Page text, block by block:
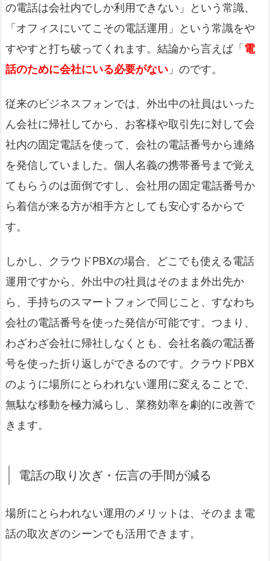
の電話は会社内でしか利用できない」という常識、
「オフィスにいてこその電話運用」という常識をや
すやすと打ち破ってくれます。結論から言えば「電
話のために会社にいる必要がない 」のです。
従来のビジネスフォンでは、外出中の社員はいった
ん会社に帰社してから、お客様や取引先に対して会
社内の固定電話を使って、会社の電話番号から連絡
を発信していました。個人名義の携帯番号まで覚え
てもらうのは面倒ですし、会社用の固定電話番号か
ら着信が来る方が相手方としても安心するからで
す。
しかし、クラウドPBXの場合、どこでも使える電話
運用ですから、外出中の社員はそのまま外出先か
ら、手持ちのスマートフォンで同じこと、すなわち
会社の電話番号を使った発信が可能です。つまり、
わざわざ会社に帰社しなくとも、会社名義の電話番
号を使った折り返しができるのです。クラウドPBX
のように場所にとらわれない運用に変えることで、
無駄な移動を極力減らし、業務効率を劇的に改善で
きます。
電話の取り次ぎ・伝言の手間が減る
場所にとらわれない運用のメリットは、そのまま電
話の取次ぎのシーンでも活用できます。